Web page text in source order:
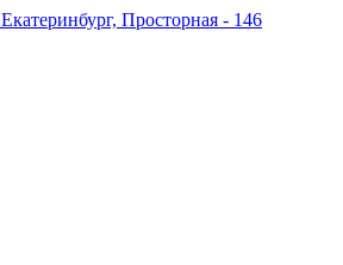
Екатеринбург, Просторная - 146